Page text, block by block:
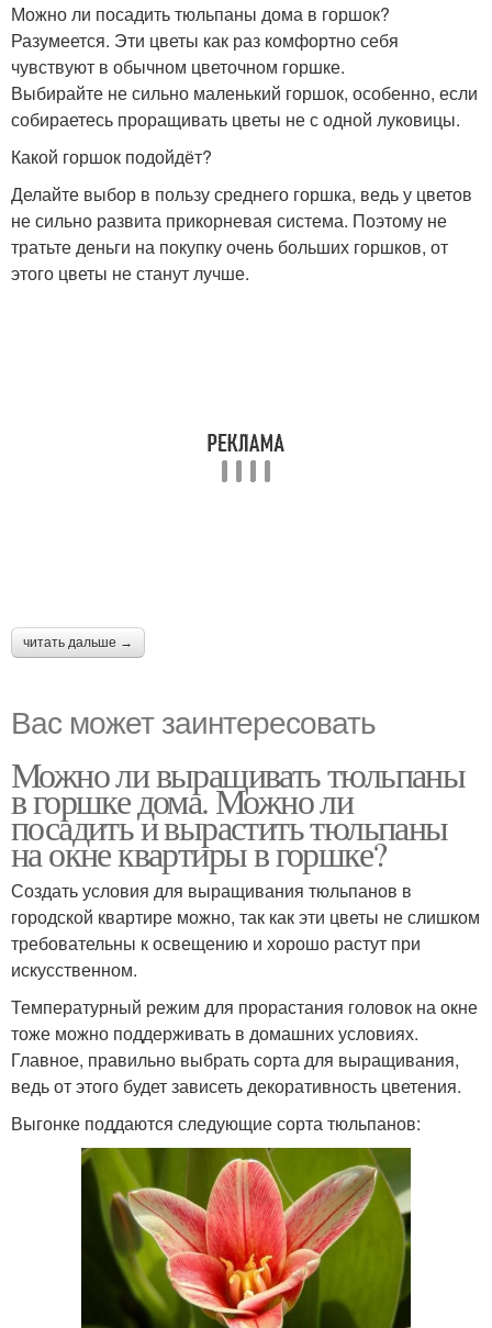
Можно ли посадить тюльпаны дома в горшок?
Разумеется. Эти цветы как раз комфортно себя
чувствуют в обычном цветочном горшке.
Выбирайте не сильно маленький горшок, особенно, если
собираетесь проращивать цветы не с одной луковицы.
Какой горшок подойдёт?
Делайте выбор в пользу среднего горшка, ведь у цветов
не сильно развита прикорневая система. Поэтому не
тратьте деньги на покупку очень больших горшков, от
этого цветы не станут лучше.
читать дальше →
Вас может заинтересовать
Можно ли выращивать тюльпаны
в горшке дома. Можно ли
посадить и вырастить тюльпаны
на окне квартиры в горшке?
Создать условия для выращивания тюльпанов в
городской квартире можно, так как эти цветы не слишком
требовательны к освещению и хорошо растут при
искусственном.
Температурный режим для прорастания головок на окне
тоже можно поддерживать в домашних условиях.
Главное, правильно выбрать сорта для выращивания,
ведь от этого будет зависеть декоративность цветения.
Выгонке поддаются следующие сорта тюльпанов: